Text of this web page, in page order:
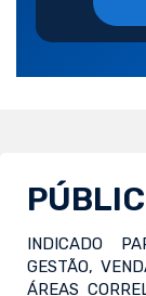
INDICADO
GESTÃO,
ÁREAS